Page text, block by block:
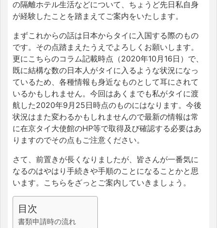
の隔離ホテル生活などについて、ちょうど先日私自身
が経験したことを踏まえてご案内をいたします。
まずこれからの話は日本からタイに入国する際のもの
です。その点踏まえたうえでよろしくお願いします。
更にこちらのコラム記載時点（2020年10月16日）で、
既に結構な数の日本人がタイに入るような状況になっ
ているため、各種情報も身近なものとして耳にされて
いるかもしれません。今回はあくまでも私がタイに渡
航した2020年9月25日時点のものにはなります。今後
状況はまた変わるかもしれませんので最新の情報は常
に在京タイ大使館のHP等で取得及び確認する必要はあ
りますのでその点もご注意ください。
さて、前置きが長くなりましたが、皆さんが一番気に
なるのはやはり手続きや手順のことになることかと思
います。こちらをざっとご案内していきましょう。
目次
書類申請時の流れ